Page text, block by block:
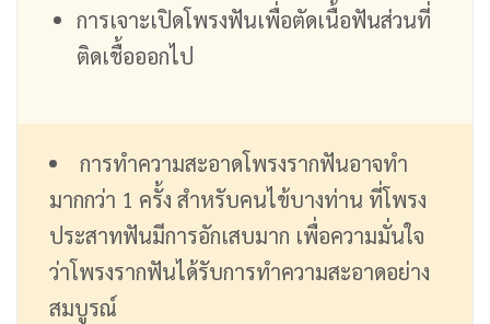
การเจาะเปิดโพรงฟันเพื่อตัดเนื้อฟันส่วนที่
ติดเชื้อออกไป
การทำความสะอาดโพรงรากฟันอาจทำ
มากกว่า 1 ครั้ง สำหรับคนไข้บางท่าน ที่โพรง
ประสาทฟันมีการอักเสบมาก เพื่อความมั่นใจ
ว่าโพรงรากฟันได้รับการทำความสะอาดอย่าง
สมบูรณ์